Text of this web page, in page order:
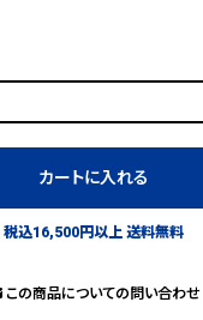
カートに入れる
税込16,500円以上 送料無料
この商品についての問い合わせ